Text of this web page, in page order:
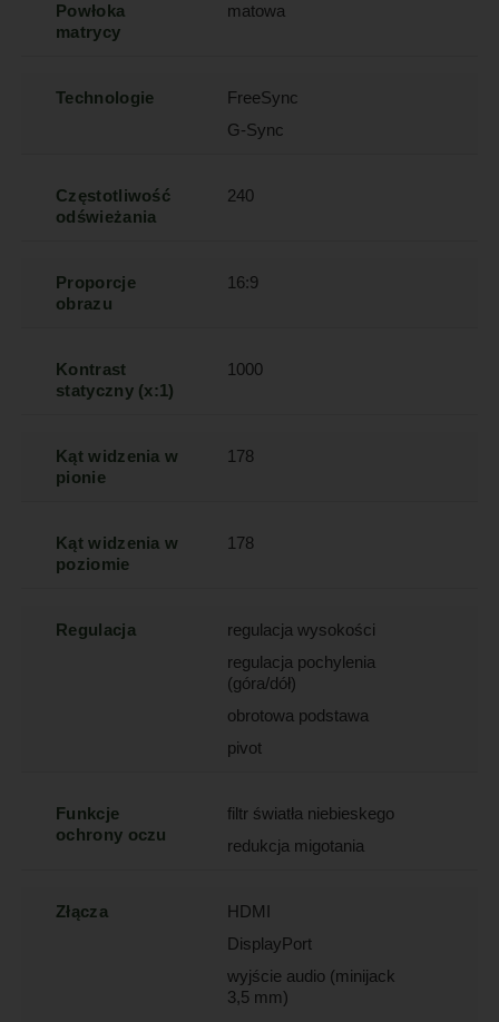
Powłoka
matrycy
matowa
Technologie
FreeSync
G-Sync
Częstotliwość
odświeżania
240
Proporcje
obrazu
16:9
Kontrast
statyczny (x:1)
1000
Kąt widzenia w
pionie
178
Kąt widzenia w
poziomie
178
Regulacja
regulacja wysokości
regulacja pochylenia
(góra/dół)
obrotowa podstawa
pivot
Funkcje
ochrony oczu
filtr światła niebieskego
redukcja migotania
Złącza
HDMI
DisplayPort
wyjście audio (minijack
3,5 mm)